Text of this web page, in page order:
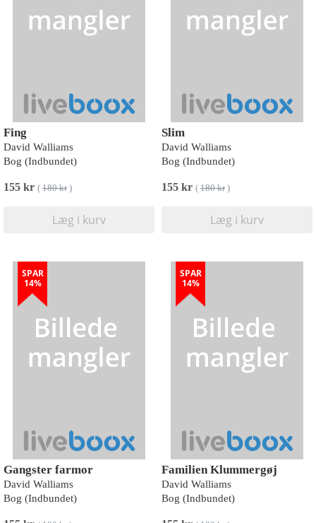
Fing
David Walliams
Bog (Indbundet)
155 kr ( 180 kr)
Læg i kurv
Slim
David Walliams
Bog (Indbundet)
155 kr ( 180 kr)
Læg i kurv
SPAR
14%
Gangster farmor
David Walliams
Bog (Indbundet)
SPAR
14%
Familien Klummergøj
David Walliams
Bog (Indbundet)